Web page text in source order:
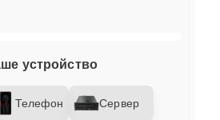
устройство
Телефон Сервер